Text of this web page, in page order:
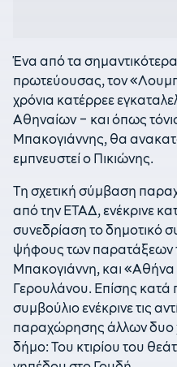
Ένα από τα
πρωτεύουσας, τον
χρόνια κατέρρεε
Αθηναίων – και όπως
Μπακογιάννης, θα
εμπνευστεί ο Πικιώνης.
Τη σχετική σύμβαση
από την ΕΤΑΔ, ενέκρινε
συνεδρίαση το δημοτικό
ψήφους των παρατάξεων
Μπακογιάννη, και
Γερουλάνου. Επίσης κατά
συμβούλιο ενέκρινε τις
παραχώρησης άλλων δυο
δήμο: Του κτιρίου του